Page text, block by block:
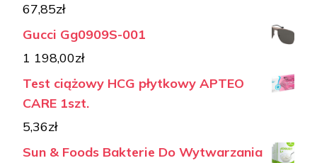
67,85zł
Gucci Gg0909S-001
1 198,00zł
Test ciążowy HCG płytkowy APTEO
CARE 1szt.
5,36zł
Sun & Foods Bakterie Do Wytwarzania